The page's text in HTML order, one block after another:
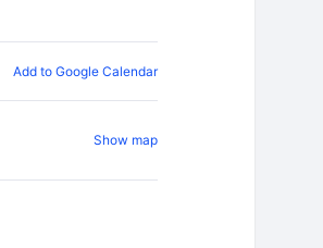
Add to Google Calendar
Show map